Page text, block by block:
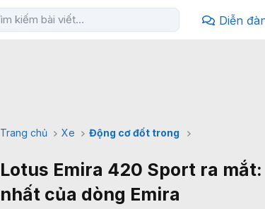
Diễn
Trang chủ Xe Động cơ đốt trong
Lotus Emira 420 Sport ra
nhất của dòng Emira